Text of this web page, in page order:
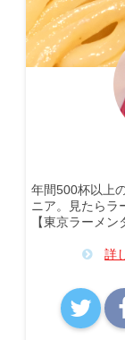
年間500杯以上
ニア。見たらラ
【東京ラーメン
詳